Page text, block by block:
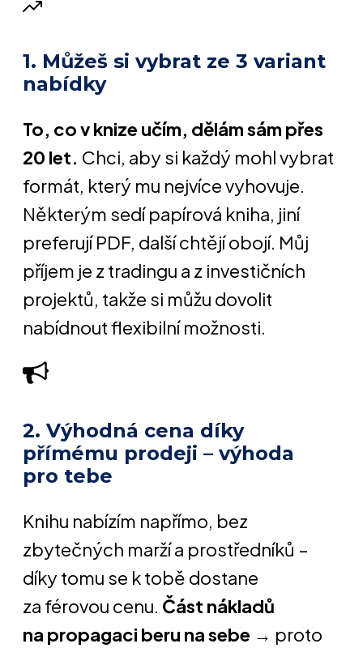
1. Můžeš si vybrat ze 3 variant
nabídky
To, co v knize učím, dělám sám přes
20 let. Chci, aby si každý mohl vybrat
formát, který mu nejvíce vyhovuje.
Některým sedí papírová kniha, jiní
preferují PDF, další chtějí obojí. Můj
příjem je z tradingu a z investičních
projektů, takže si můžu dovolit
nabídnout flexibilní možnosti.
2. Výhodná cena díky
přímému prodeji – výhoda
pro tebe
Knihu nabízím napřímo, bez
zbytečných marží a prostředníků –
díky tomu se k tobě dostane
za férovou cenu. Část nákladů
na propagaci beru na sebe → proto